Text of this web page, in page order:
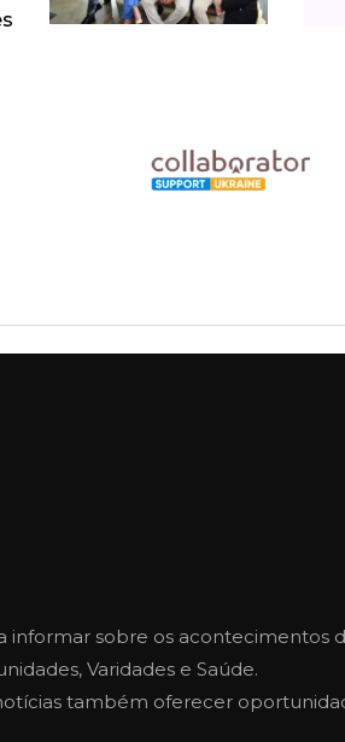
informar sobre os acontecimentos
Varidades e Saúde.
também oferecer